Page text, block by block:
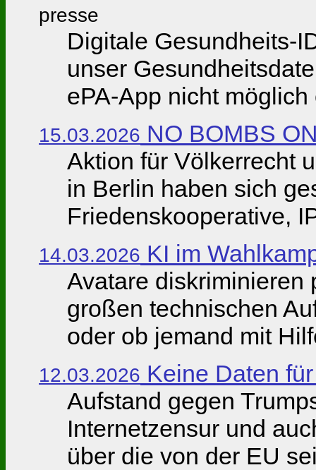
presse
Digitale Gesundheits-
unser
ePA-App nicht
15.03.2026 NO BOMBS
Aktion für Völkerrecht
in Berlin haben sich
Friedenskooperative,
14.03.2026 KI im
Avatare diskriminieren
großen technischen
oder ob jemand mit
12.03.2026 Keine Daten
Aufstand gegen
Internetzensur und
über die von der EU